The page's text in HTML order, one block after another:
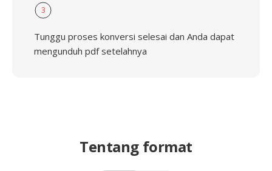
3
Tunggu proses konversi selesai dan Anda dapat
mengunduh pdf setelahnya
Tentang format